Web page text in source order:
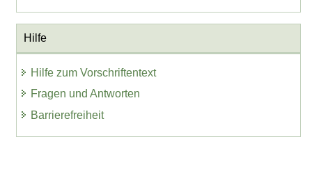
Hilfe
Hilfe zum Vorschriftentext
Fragen und Antworten
Barrierefreiheit